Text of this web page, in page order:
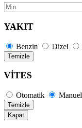
YAKIT
Benzin Dizel
Temizle
VİTES
Otomatik Manuel
Temizle
Kapat